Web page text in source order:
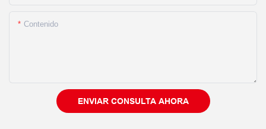
Contenido
ENVIAR CONSULTA AHORA